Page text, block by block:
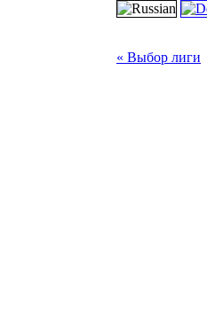
« Выбор лиги